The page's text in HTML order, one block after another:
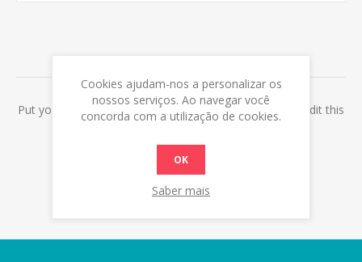
Put your login / registration information here. You can edit this
Cookies ajudam-nos a personalizar os
nossos serviços. Ao navegar você
concorda com a utilização de cookies.
OK
Saber mais